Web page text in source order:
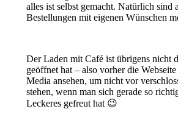
alles ist selbst gemacht. Natürlich sind
Bestellungen mit eigenen Wünschen
Der Laden mit Café ist übrigens nicht
geöffnet hat – also vorher die
Media ansehen, um nicht vor
stehen, wenn man sich gerade so
Leckeres gefreut hat 😉